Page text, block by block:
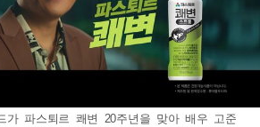
가 파스퇴르 쾌변 20주년을 맞아 배우 고준